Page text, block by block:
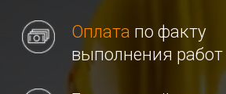
Круглосуточный
аварийный
на рынке
коммунальных услуг